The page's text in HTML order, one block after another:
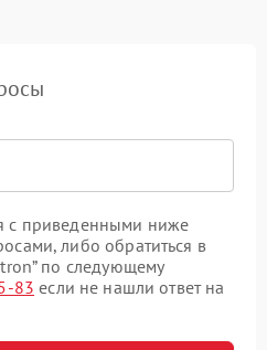
с приведенными ниже
либо обратиться в
по следующему
83 если не нашли ответ на